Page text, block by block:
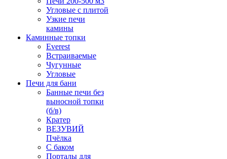
Угловые с плитой
Узкие печи
камины
Каминные топки
Everest
Встраиваемые
Чугунные
Угловые
Печи для бани
Банные печи без
выносной топки
(б/в)
Кратер
ВЕЗУВИЙ
Пчёлка
С баком
Порталы для